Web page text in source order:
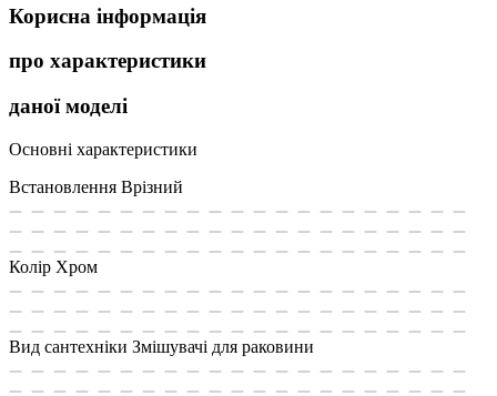
Корисна інформація
про характеристики
даної моделі
Основні характеристики
Встановлення Врізний
Колір Хром
Вид сантехніки Змішувачі для раковини